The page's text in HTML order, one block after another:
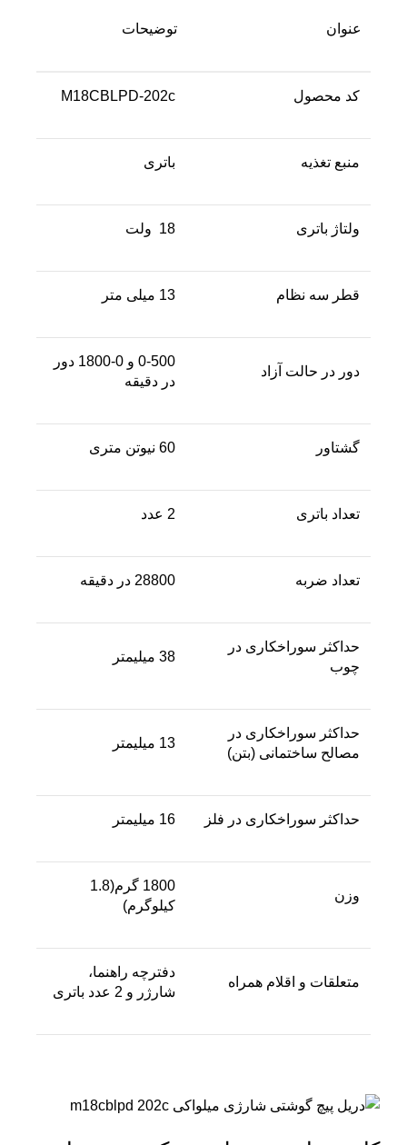
عنوان توضیحات
کد محصول M18CBLPD-202c
منبع تغذیه باتری
ولتاژ باتری 18 ولت
قطر سه نظام 13 میلی متر
دور در حالت آزاد
0-500 و 0-1800 دور
در دقیقه
گشتاور 60 نیوتن متری
تعداد باتری 2 عدد
تعداد ضربه 28800 در دقیقه
حداکثر سوراخکاری در
چوب
38 میلیمتر
حداکثر سوراخکاری در
مصالح ساختمانی (بتن)
13 میلیمتر
حداکثر سوراخکاری در فلز 16 میلیمتر
وزن
1800 گرم(1.8
کیلوگرم)
متعلقات و اقلام همراه
دفترچه راهنما،
شارژر و 2 عدد باتری